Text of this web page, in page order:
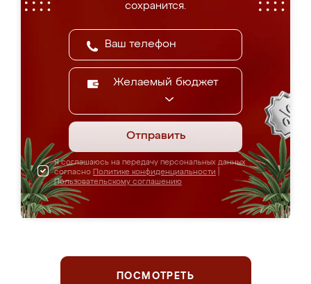
сохранится.
Желаемый бюджет
Отправить
Я соглашаюсь на передачу персональных данных
согласно Политике конфиденциальности
Пользовательскому соглашению
ПОСМОТРЕТЬ